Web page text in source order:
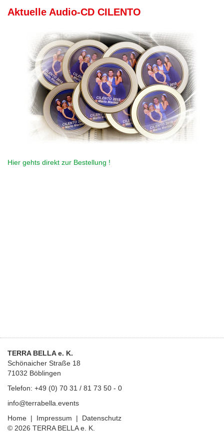
Aktuelle Audio-CD CILENTO
Hier gehts direkt zur Bestellung !
TERRA BELLA e. K.
Schönaicher Straße 18
71032 Böblingen
Telefon: +49 (0) 70 31 / 81 73 50 - 0
info@terrabella.events
Home | Impressum | Datenschutz
© 2026 TERRA BELLA e. K.